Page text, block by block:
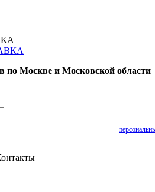
по Москве и Московской области